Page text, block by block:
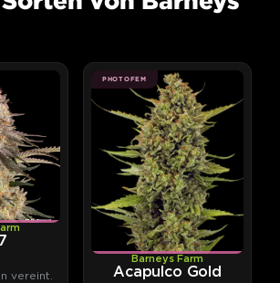
vereint.
PHOTOFEM
Barneys Farm
Acapulco Gold